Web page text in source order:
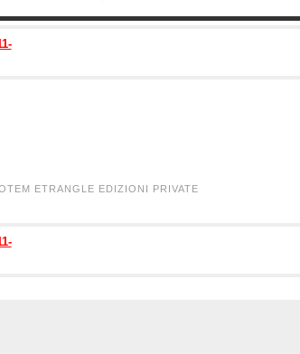
ETRANGLE EDIZIONI PRIVATE